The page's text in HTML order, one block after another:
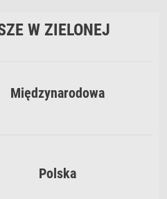
W ZIELONEJ
Międzynarodowa
Polska